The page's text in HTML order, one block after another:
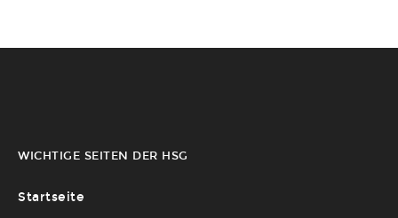
WICHTIGE SEITEN DER HSG
Startseite